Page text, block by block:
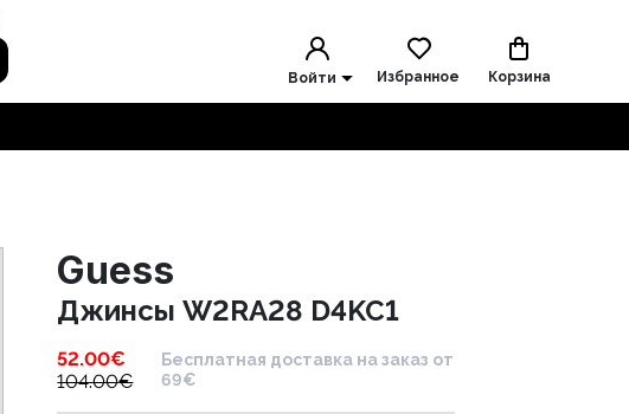
Войти Избранное Корзина
Guess
Джинсы W2RA28 D4KC1
52.00€
104.00€
Бесплатная доставка на заказ от
69€